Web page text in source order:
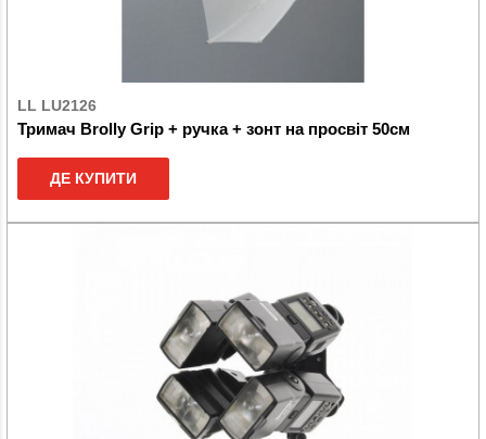
LL LU2126
Тримач Brolly Grip + ручка + зонт на просвіт 50см
ДЕ КУПИТИ